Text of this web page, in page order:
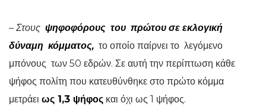
– Στους ψηφοφόρους του πρώτου σε εκλογική
δύναμη κόμματος, το οποίο παίρνει το λεγόμενο
μπόνους των 50 εδρών. Σε αυτή την περίπτωση κάθε
ψήφος πολίτη που κατευθύνθηκε στο πρώτο κόμμα
μετράει ως 1,3 ψήφος και όχι ως 1 ψήφος.